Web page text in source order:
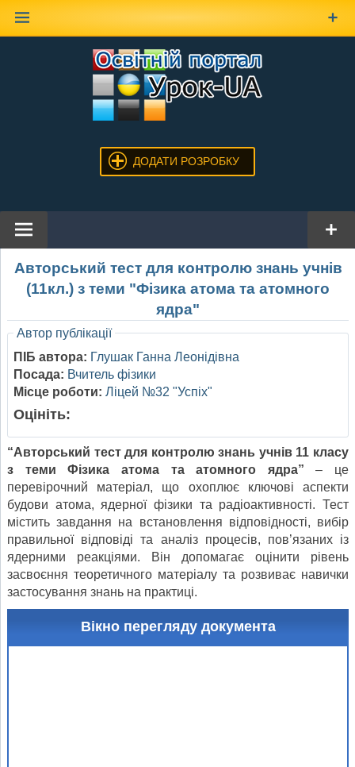
ДОДАТИ РОЗРОБКУ
Авторський тест для контролю знань учнів
(11кл.) з теми "Фізика атома та атомного
ядра"
Автор публікації
ПІБ автора: Глушак Ганна Леонідівна
Посада: Вчитель фізики
Місце роботи: Ліцей №32 "Успіх"
Оцініть:
“Авторський тест для контролю знань учнів 11 класу
з теми Фізика атома та атомного ядра” – це
перевірочний матеріал, що охоплює ключові аспекти
будови атома, ядерної фізики та радіоактивності. Тест
містить завдання на встановлення відповідності, вибір
правильної відповіді та аналіз процесів, пов’язаних із
ядерними реакціями. Він допомагає оцінити рівень
засвоєння теоретичного матеріалу та розвиває навички
застосування знань на практиці.
Вікно перегляду документа